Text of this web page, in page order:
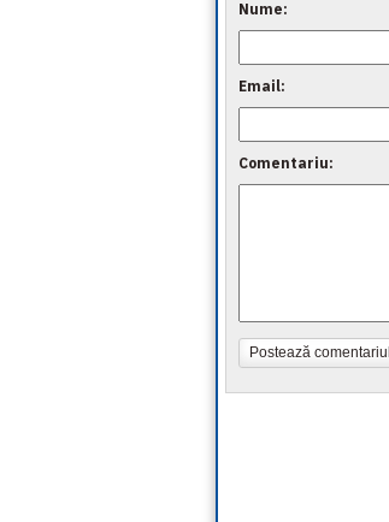
Nume:
Email:
Comentariu:
Postează comentariul